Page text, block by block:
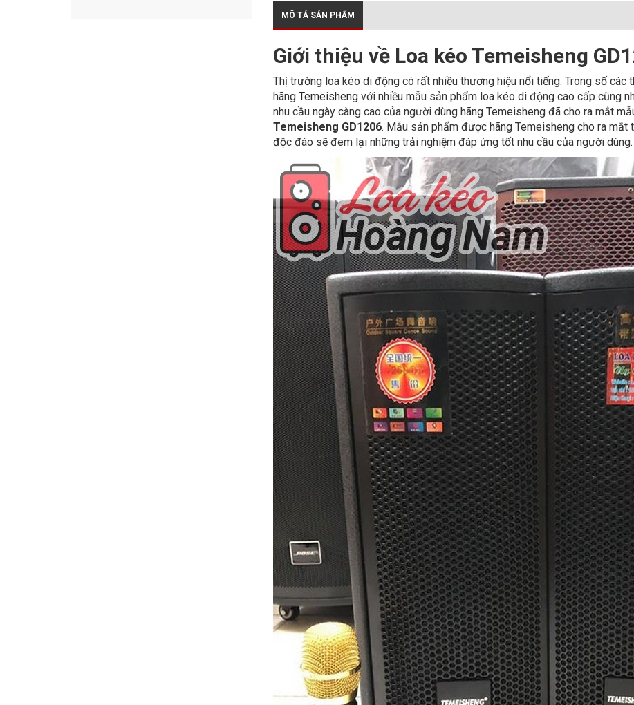
MÔ TẢ SẢN PHẨM
Giới thiệu về Loa kéo Temeisheng
Thị trường loa kéo di động có rất nhiều thương hiệu nổi tiếng. Trong số các
hãng Temeishengvới nhiều mẫu sản phẩm loa kéo di động cao cấp cũng
nhu cầu ngày càng cao của người dùng hãng Temeisheng đã cho ra mắt
Temeisheng GD1206. Mẫu sản phẩm được hãng Temeisheng cho ra
độc đáo sẽ đem lại những trải nghiệm đáp ứng tốt nhu cầu của người dùng.